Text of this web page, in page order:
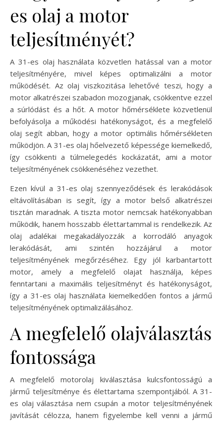
es olaj a motor
teljesítményét?
A 31-es olaj használata közvetlen hatással van a motor
teljesítményére, mivel képes optimalizálni a motor
működését. Az olaj viszkozitása lehetővé teszi, hogy a
motor alkatrészei szabadon mozogjanak, csökkentve ezzel
a súrlódást és a hőt. A motor hőmérséklete közvetlenül
befolyásolja a működési hatékonyságot, és a megfelelő
olaj segít abban, hogy a motor optimális hőmérsékleten
működjön. A 31-es olaj hőelvezető képessége kiemelkedő,
így csökkenti a túlmelegedés kockázatát, ami a motor
teljesítményének csökkenéséhez vezethet.
Ezen kívül a 31-es olaj szennyeződések és lerakódások
eltávolításában is segít, így a motor belső alkatrészei
tisztán maradnak. A tiszta motor nemcsak hatékonyabban
működik, hanem hosszabb élettartammal is rendelkezik. Az
olaj adalékai megakadályozzák a korrodáló anyagok
lerakódását, ami szintén hozzájárul a motor
teljesítményének megőrzéséhez. Egy jól karbantartott
motor, amely a megfelelő olajat használja, képes
fenntartani a maximális teljesítményt és hatékonyságot,
így a 31-es olaj használata kiemelkedően fontos a jármű
teljesítményének optimalizálásához.
A megfelelő olajválasztás
fontossága
A megfelelő motorolaj kiválasztása kulcsfontosságú a
jármű teljesítménye és élettartama szempontjából. A 31-
es olaj választása nem csupán a motor teljesítményének
javítását célozza, hanem figyelembe kell venni a jármű